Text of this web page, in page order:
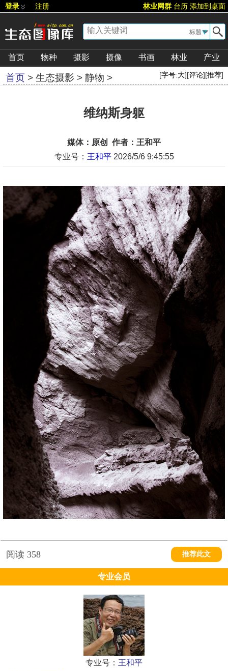
登录 注册 林业网群 台历 添加到桌面
▼
首页 物种 摄影 摄像 书画 林业 产业
首页 > 生态摄影 > 静物 > [字号:大][评论][推荐]
维纳斯身躯
媒体：原创 作者：王和平
专业号： 王和平 2026/5/6 9:45:55
阅读 358 推荐此文
专业会员
专业号： 王和平